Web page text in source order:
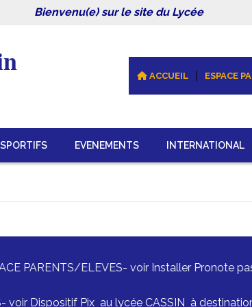
Bienvenu(e) sur le site du Lycée
ACCUEIL ESPACE
EVENEMENTS INTERNATIONAL
PARENTS/ELEVES- voir Installer Pronote
voir Dispositif Pix au lycée CASSIN à